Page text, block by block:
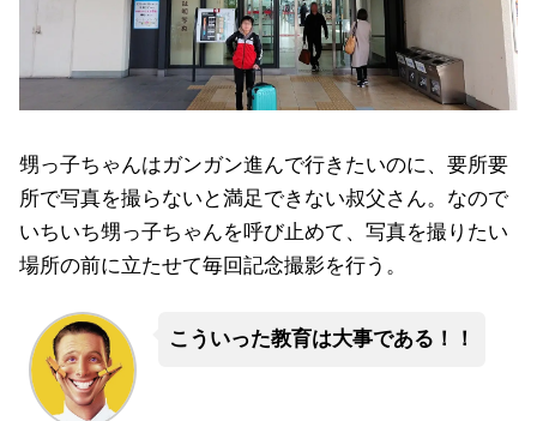
甥っ子ちゃんはガンガン進んで行きたいのに、要所要
所で写真を撮らないと満足できない叔父さん。なので
いちいち甥っ子ちゃんを呼び止めて、写真を撮りたい
場所の前に立たせて毎回記念撮影を行う。
こういった教育は大事である！！